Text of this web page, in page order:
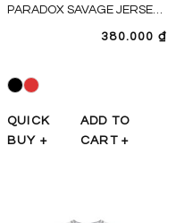
PARADOX SAVAGE JERSEY
380.000 ₫
QUICK
BUY +
ADD TO
CART +